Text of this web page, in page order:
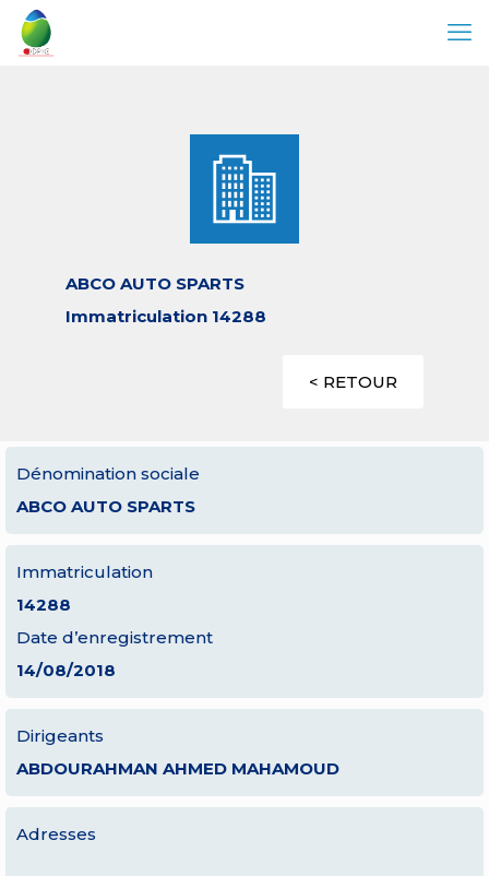
ABCO AUTO SPARTS
Immatriculation 14288
< RETOUR
Dénomination sociale
ABCO AUTO SPARTS
Immatriculation
14288
Date d’enregistrement
14/08/2018
Dirigeants
ABDOURAHMAN AHMED MAHAMOUD
Adresses